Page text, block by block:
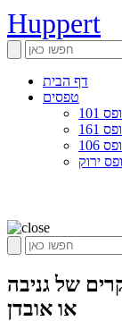
Huppert
דף הבית
טפסים
101
161
106
ירוק
של גניבה
או אובדן